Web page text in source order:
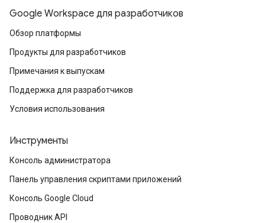
Google Workspace для разработчиков
Обзор платформы
Продукты для разработчиков
Примечания к выпускам
Поддержка для разработчиков
Условия использования
Инструменты
Консоль администратора
Панель управления скриптами приложений
Консоль Google Cloud
Проводник API